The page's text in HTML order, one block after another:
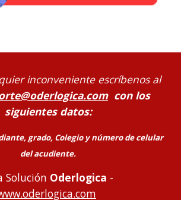
inconveniente escríbenos al
con los
siguientes datos:
grado, Colegio y número de celular
del acudiente.
Solución Oderlogica -